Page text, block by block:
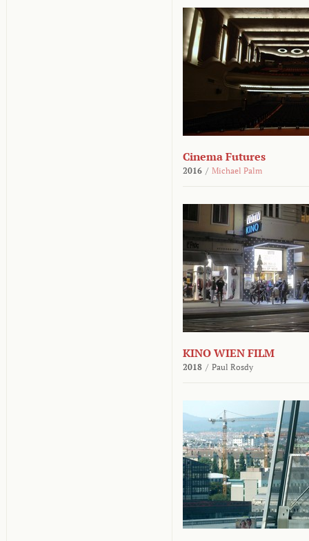
Cinema Futures
2016 / Michael Palm
KINO WIEN FILM
2018 / Paul Rosdy